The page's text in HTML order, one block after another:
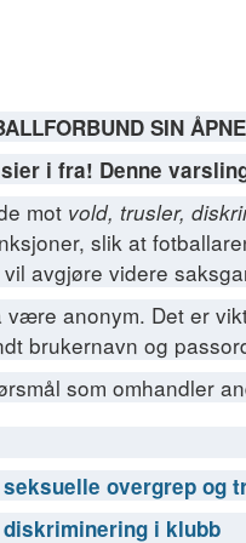
SIN
i fra! Denne
mot vold, trusler,
slik at
avgjøre videre
være anonym. Det er
brukernavn og
som omhandler
overgrep og
i klubb